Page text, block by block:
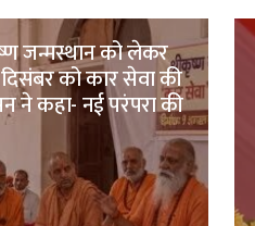
जन्मस्थान को लेकर
को कार सेवा की
ने कहा- नई परंपरा की